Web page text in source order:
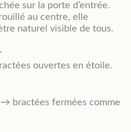
sur la porte d’entrée.
au centre, elle
naturel visible de tous.
ouvertes en étoile.
→ bractées fermées comme